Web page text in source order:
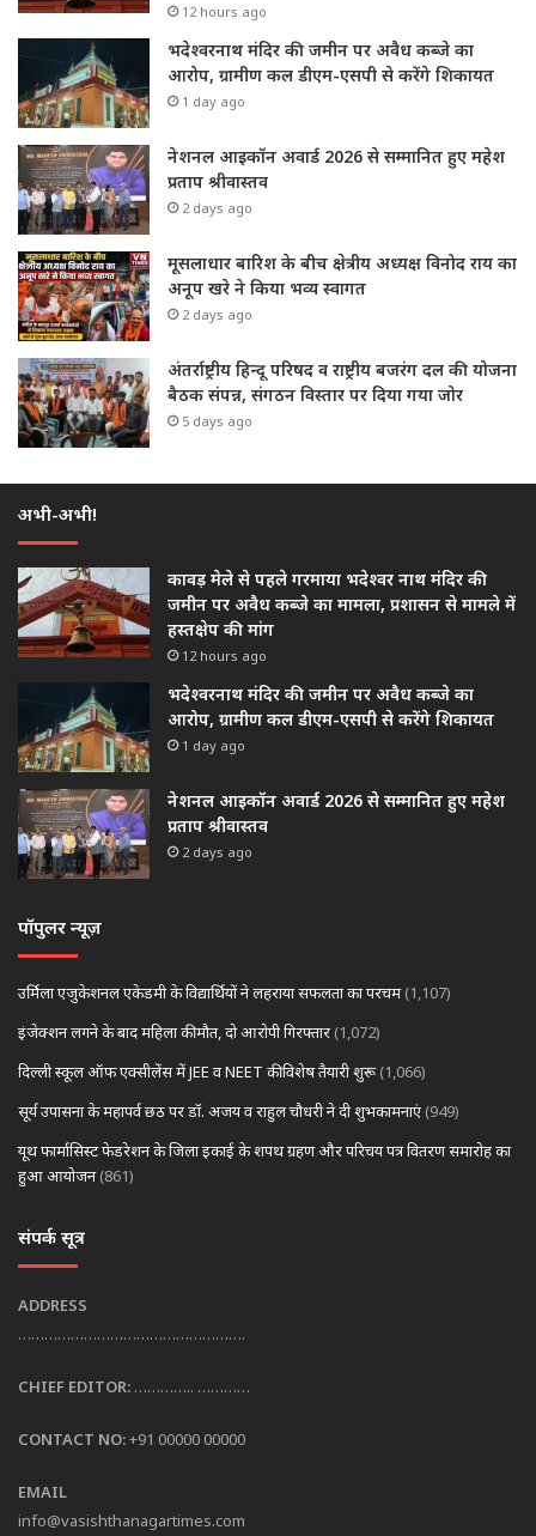
12 hours ago
भदेश्वरनाथ मंदिर की जमीन पर अवैध कब्जे का
आरोप, ग्रामीण कल डीएम-एसपी से करेंगे शिकायत
1 day ago
नेशनल आइकॉन अवार्ड 2026 से सम्मानित हुए महेश
प्रताप श्रीवास्तव
2 days ago
मूसलाधार बारिश के बीच क्षेत्रीय अध्यक्ष विनोद राय का
अनूप खरे ने किया भव्य स्वागत
2 days ago
अंतर्राष्ट्रीय हिन्दू परिषद व राष्ट्रीय बजरंग दल की योजना
बैठक संपन्न, संगठन विस्तार पर दिया गया जोर
5 days ago
अभी-अभी!
कावड़ मेले से पहले गरमाया भदेश्वर नाथ मंदिर की
जमीन पर अवैध कब्जे का मामला, प्रशासन से मामले में
हस्तक्षेप की मांग
12 hours ago
भदेश्वरनाथ मंदिर की जमीन पर अवैध कब्जे का
आरोप, ग्रामीण कल डीएम-एसपी से करेंगे शिकायत
1 day ago
नेशनल आइकॉन अवार्ड 2026 से सम्मानित हुए महेश
प्रताप श्रीवास्तव
2 days ago
पॉपुलर न्यूज़
उर्मिला एजुकेशनल एकेडमी के विद्यार्थियों ने लहराया सफलता का परचम (1,107)
इंजेक्शन लगने के बाद महिला की मौत, दो आरोपी गिरफ्तार (1,072)
दिल्ली स्कूल ऑफ एक्सीलेंस में JEE व NEET की विशेष तैयारी शुरू (1,066)
सूर्य उपासना के महापर्व छठ पर डॉ. अजय व राहुल चौधरी ने दी शुभकामनाएं (949)
यूथ फार्मासिस्ट फेडरेशन के जिला इकाई के शपथ ग्रहण और परिचय पत्र वितरण समारोह का
हुआ आयोजन (861)
संपर्क सूत्र
ADDRESS
…………………………………………….
CHIEF EDITOR: ………….. …………
CONTACT NO:+91 00000 00000
EMAIL
info@vasishthanagartimes.com